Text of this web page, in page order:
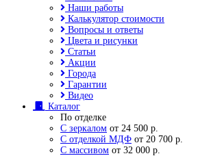
Наши работы
Калькулятор стоимости
Вопросы и ответы
Цвета и рисунки
Статьи
Акции
Города
Гарантии
Видео
Каталог
По отделке
С зеркалом от 24 500 р.
С отделкой МДФ от 20 700 р.
С массивом от 32 000 р.